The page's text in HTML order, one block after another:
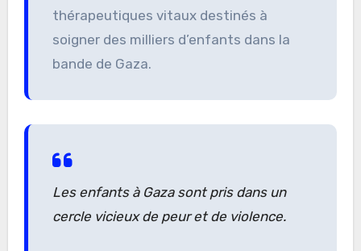
thérapeutiques vitaux destinés à
soigner des milliers d’enfants dans la
bande de Gaza.
Les enfants à Gaza sont pris dans un
cercle vicieux de peur et de violence.